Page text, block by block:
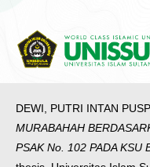
DEWI, PUTRI INTAN
MURABAHAH
PSAK No. 102 PADA KSU